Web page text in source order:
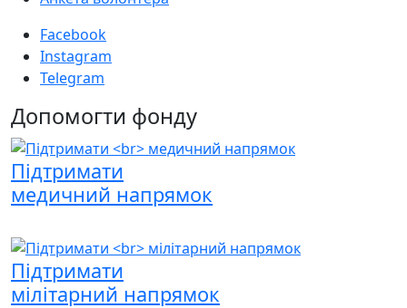
Facebook
Instagram
Telegram
Допомогти фонду
Підтримати
медичний напрямок
Підтримати
мілітарний напрямок